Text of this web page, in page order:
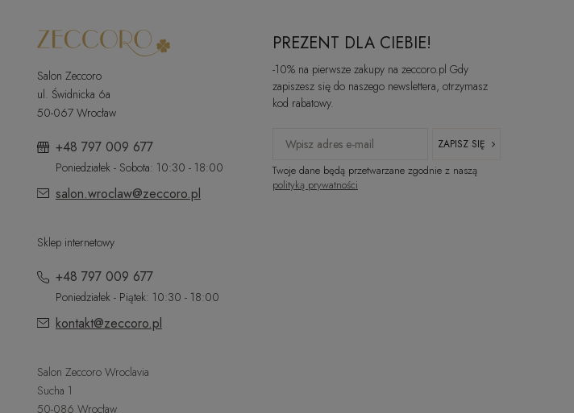
Salon Zeccoro
ul. Świdnicka 6a
50-067 Wrocław
+48 797 009 677
Poniedziałek - Sobota: 10:30 - 18:00
salon.wroclaw@zeccoro.pl
Sklep internetowy
+48 797 009 677
Poniedziałek - Piątek: 10:30 - 18:00
kontakt@zeccoro.pl
Salon Zeccoro Wroclavia
Sucha 1
50-086 Wrocław
PREZENT DLA CIEBIE!
-10% na pierwsze zakupy na zeccoro.pl Gdy
zapiszesz się do naszego newslettera, otrzymasz
kod rabatowy.
ZAPISZ SIĘ
Twoje dane będą przetwarzane zgodnie z naszą
polityką prywatności